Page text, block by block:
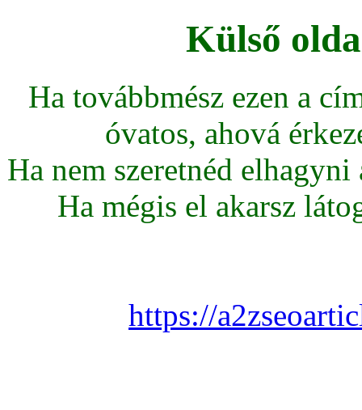
Külső
Ha továbbmész ezen a
óvatos, ahová
Ha nem szeretnéd
Ha mégis el akarsz
https://